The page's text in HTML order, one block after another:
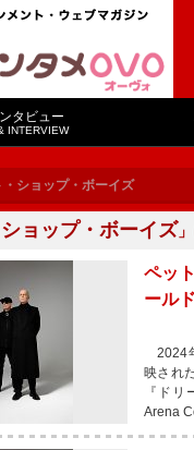
タビュー
INTERVIEW
・ショップ・ボーイズ
ョップ・ボーイズ
ペッ
ール
2024
映され
『ド
Arena